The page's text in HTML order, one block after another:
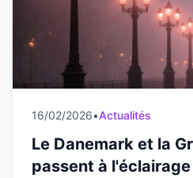
16/02/2026•Actualités
Le Danemark et la
passent à